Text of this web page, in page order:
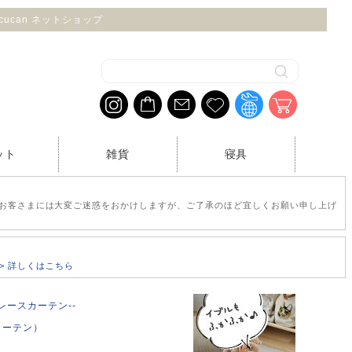
ネットショップ
ト 雑貨 寝具
さまには大変ご迷惑をおかけしますが、ご了承のほど宜しくお願い申し上げ
詳しくはこちら
ースカーテン--
テン）